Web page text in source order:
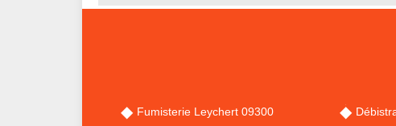
Fumisterie Leychert 09300